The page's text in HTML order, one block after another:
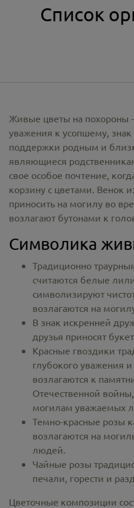
Список
Живые цветы на похороны -
уважения к усопшему, знак
поддержки родным и
являющиеся
свое особое почтение,
корзину с цветами. Венок
приносить на могилу во
возлагают бутонами к
Символика
Традиционно
считаются белые
символизируют
возлагаются на
В знак искренней
друзья приносят
Красные гвоздики
глубокого уважения
возлагаются к
Отечественной
могилам уважаемых
Темно-красные розы
возлагаются на
людей.
Чайные розы
печали, горести и
Цветочные композиции